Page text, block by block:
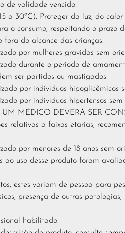
de validade vencido.
a 30ºC). Proteger da luz, do
o consumo, respeitando o prazo
fora do alcance das crianças.
por mulheres grávidas sem
durante o período de
ser partidos ou mastigados.
por indivíduos hipoglicêmicos
por indivíduos hipertensos
UM MÉDICO DEVERÁ SER
relativas a faixas etárias,
por menores de 18 anos sem
ao uso desse produto foram
estes variam de pessoa para
presença de outras
habilitado.